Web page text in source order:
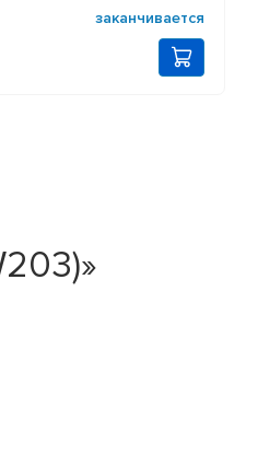
заканчивается